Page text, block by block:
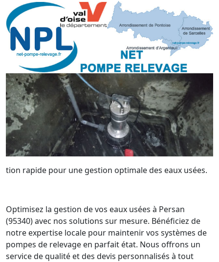
tion rapide pour une gestion optimale des eaux usées.
Optimisez la gestion de vos eaux usées à Persan
(95340) avec nos solutions sur mesure. Bénéficiez de
notre expertise locale pour maintenir vos systèmes de
pompes de relevage en parfait état. Nous offrons un
service de qualité et des devis personnalisés à tout